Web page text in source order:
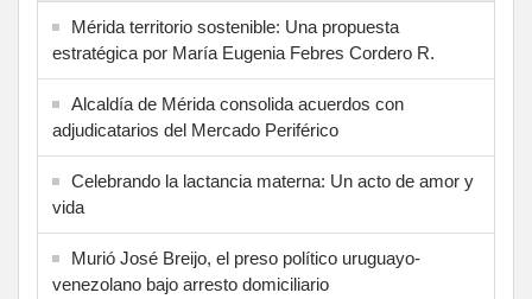
Mérida territorio sostenible: Una propuesta
estratégica por María Eugenia Febres Cordero R.
Alcaldía de Mérida consolida acuerdos con
adjudicatarios del Mercado Periférico
Celebrando la lactancia materna: Un acto de amor y
vida
Murió José Breijo, el preso político uruguayo-
venezolano bajo arresto domiciliario